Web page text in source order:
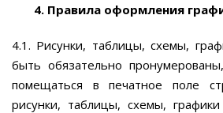
4. Правила оформления
4.1. Рисунки, таблицы, схемы,
быть обязательно
помещаться в печатное поле
рисунки, таблицы, схемы,